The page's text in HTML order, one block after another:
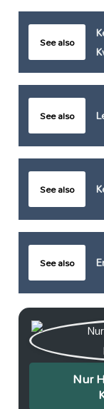
See also
See also
See also
See also
Nur